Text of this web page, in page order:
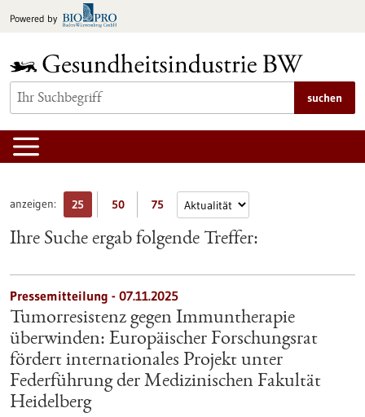
Inhalt
Powered by
suchen
anzeigen: 25 50 75
Ihre Suche ergab folgende Treffer:
Pressemitteilung - 07.11.2025
Tumorresistenz gegen Immuntherapie
überwinden: Europäischer Forschungsrat
fördert internationales Projekt unter
Federführung der Medizinischen Fakultät
Heidelberg